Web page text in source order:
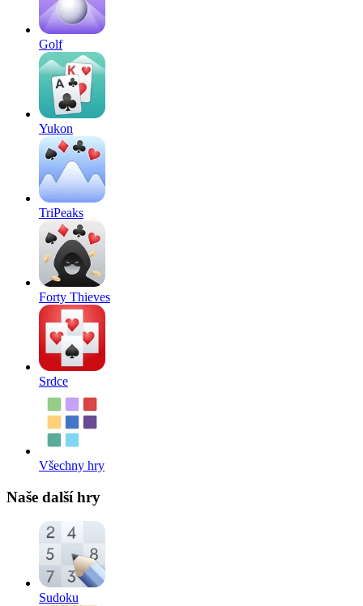
Golf
Yukon
TriPeaks
Forty Thieves
Srdce
Všechny hry
Naše další hry
Sudoku